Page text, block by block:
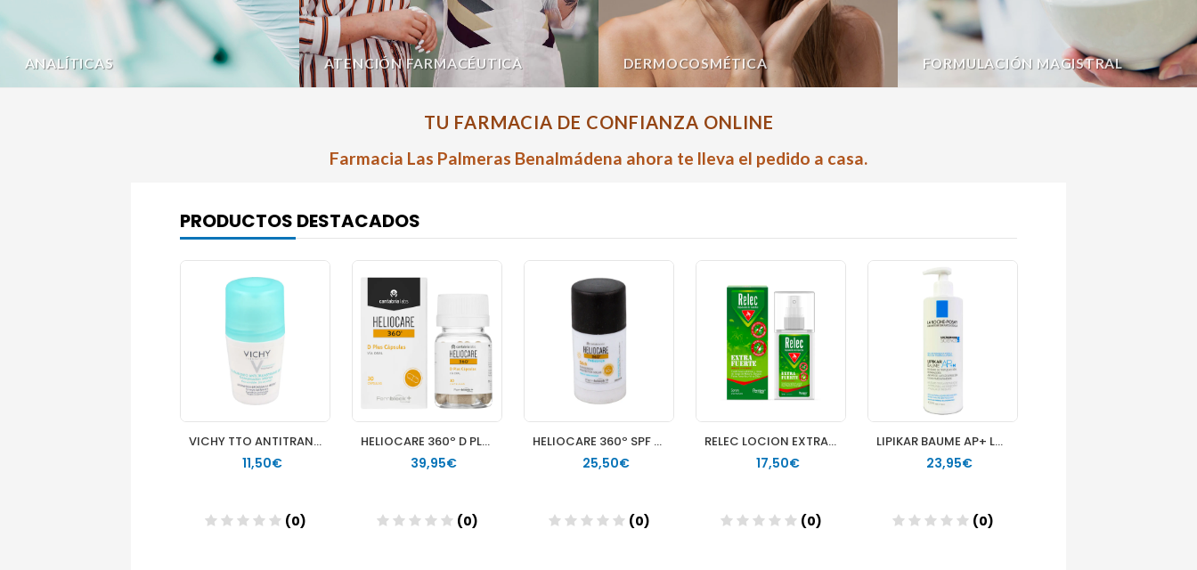
ANALÍTICAS ATENCIÓN FARMACÉUTICA DERMOCOSMÉTICA FORMULACIÓN MAGISTRAL
TU FARMACIA DE CONFIANZA ONLINE
Farmacia Las Palmeras Benalmádena ahora te lleva el pedido a casa.